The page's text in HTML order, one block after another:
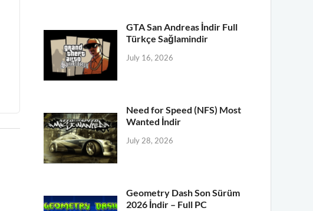
GTA San Andreas İndir Full
Türkçe Sağlamindir
July 16, 2026
Need for Speed (NFS) Most
Wanted İndir
July 28, 2026
Geometry Dash Son Sürüm
2026 İndir – Full PC